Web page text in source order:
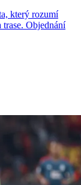
který rozumí
Objednání